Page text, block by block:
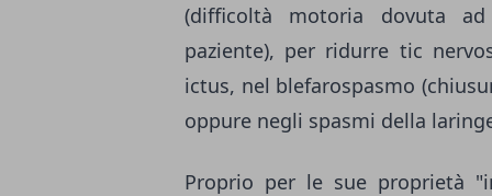
(difficoltà motoria dovuta
paziente), per ridurre tic
ictus, nel blefarospasmo
oppure negli spasmi della
Proprio per le sue proprietà